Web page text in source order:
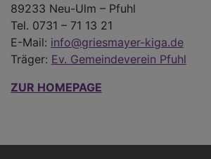
89233 Neu-Ulm – Pfuhl
Tel. 0731 – 71 13 21
E-Mail: info@griesmayer-kiga.de
Träger: Ev. Gemeindeverein Pfuhl
ZUR HOMEPAGE